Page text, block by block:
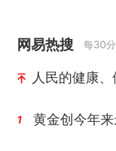
网易热搜 每30
人民的健康
1 黄金创今年